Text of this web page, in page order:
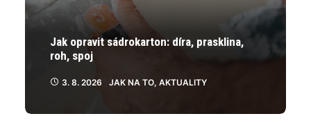
Jak opravit sádrokarton: díra, prasklina,
roh, spoj
3. 8. 2026 JAK NA TO, AKTUALITY